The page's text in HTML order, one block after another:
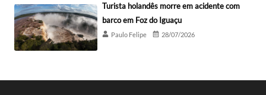
Turista holandês morre em acidente com
barco em Foz do Iguaçu
Paulo Felipe 28/07/2026